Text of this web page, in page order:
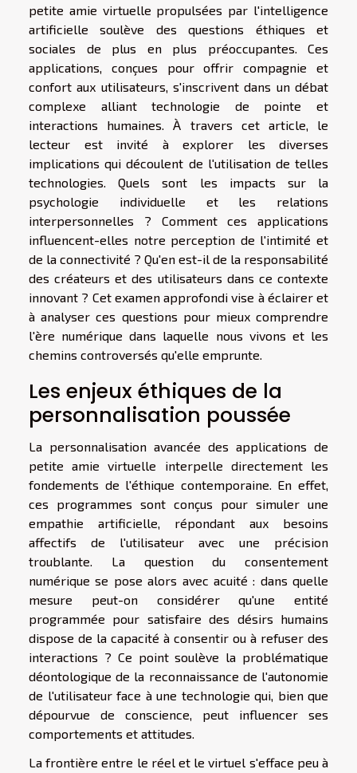
petite amie virtuelle propulsées par l'intelligence
artificielle soulève des questions éthiques et
sociales de plus en plus préoccupantes. Ces
applications, conçues pour offrir compagnie et
confort aux utilisateurs, s'inscrivent dans un débat
complexe alliant technologie de pointe et
interactions humaines. À travers cet article, le
lecteur est invité à explorer les diverses
implications qui découlent de l'utilisation de telles
technologies. Quels sont les impacts sur la
psychologie individuelle et les relations
interpersonnelles ? Comment ces applications
influencent-elles notre perception de l'intimité et
de la connectivité ? Qu'en est-il de la responsabilité
des créateurs et des utilisateurs dans ce contexte
innovant ? Cet examen approfondi vise à éclairer et
à analyser ces questions pour mieux comprendre
l'ère numérique dans laquelle nous vivons et les
chemins controversés qu'elle emprunte.
Les enjeux éthiques de la
personnalisation poussée
La personnalisation avancée des applications de
petite amie virtuelle interpelle directement les
fondements de l'éthique contemporaine. En effet,
ces programmes sont conçus pour simuler une
empathie artificielle, répondant aux besoins
affectifs de l'utilisateur avec une précision
troublante. La question du consentement
numérique se pose alors avec acuité : dans quelle
mesure peut-on considérer qu'une entité
programmée pour satisfaire des désirs humains
dispose de la capacité à consentir ou à refuser des
interactions ? Ce point soulève la problématique
déontologique de la reconnaissance de l'autonomie
de l'utilisateur face à une technologie qui, bien que
dépourvue de conscience, peut influencer ses
comportements et attitudes.
La frontière entre le réel et le virtuel s'efface peu à